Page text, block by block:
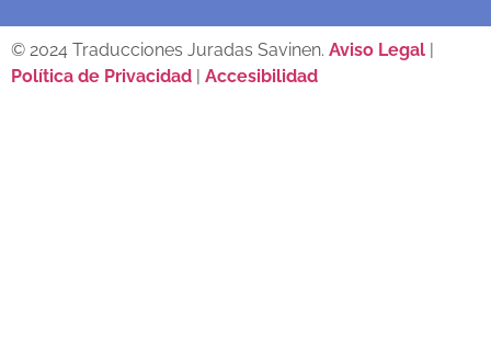
© 2024 Traducciones Juradas Savinen. Aviso Legal |
Política de Privacidad | Accesibilidad